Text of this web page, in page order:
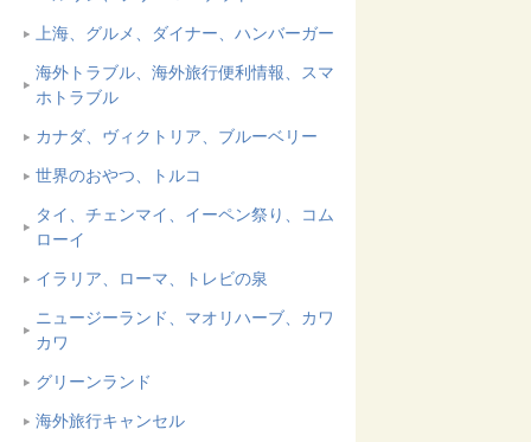
上海、グルメ、ダイナー、ハンバーガー
海外トラブル、海外旅行便利情報、スマ
ホトラブル
カナダ、ヴィクトリア、ブルーベリー
世界のおやつ、トルコ
タイ、チェンマイ、イーペン祭り、コム
ローイ
イラリア、ローマ、トレビの泉
ニュージーランド、マオリハーブ、カワ
カワ
グリーンランド
海外旅行キャンセル